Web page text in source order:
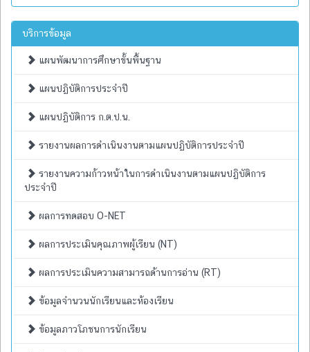
บริการข้อมูล
แผนพัฒนาการศึกษาขั้นพื้นฐาน
แผนปฏิบัติการประจำปี
แผนปฏิบัติการ ก.ต.ป.น.
รายงานผลการดำเนินงานตามแผนปฏิบัติการประจำปี
รายงานความก้าวหน้าในการดำเนินงานตามแผนปฏิบัติการ
ประจำปี
ผลการทดสอบ O-NET
ผลการประเมินคุณภาพผู้เรียน (NT)
ผลการประเมินความสามารถด้านการอ่าน (RT)
ข้อมูลจำนวนนักเรียนและห้องเรียน
ข้อมูลภาวโภชนการนักเรียน